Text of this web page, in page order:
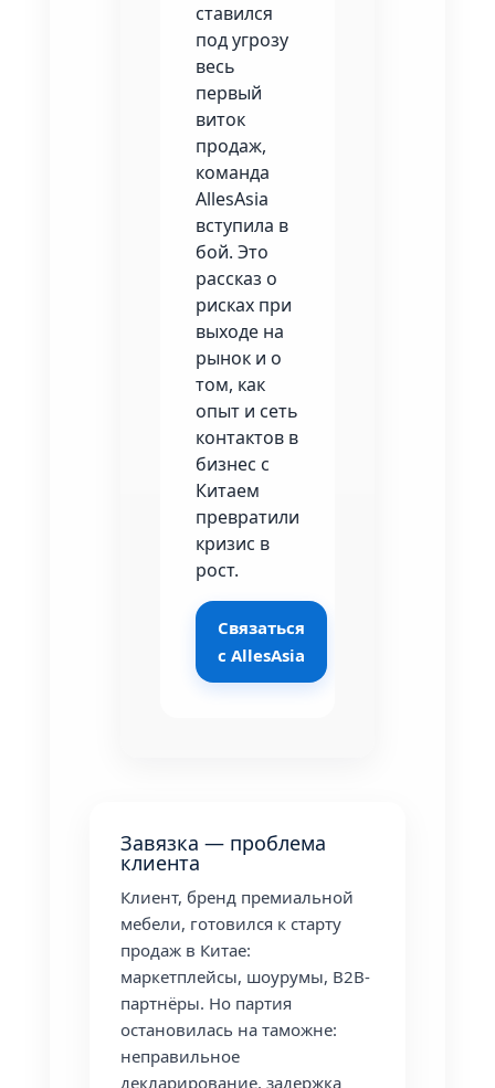
ставился
под угрозу
весь
первый
виток
продаж,
команда
AllesAsia
вступила в
бой. Это
рассказ о
рисках при
выходе на
рынок и о
том, как
опыт и сеть
контактов в
бизнес с
Китаем
превратили
кризис в
рост.
Связаться
с AllesAsia
Завязка — проблема
клиента
Клиент, бренд премиальной
мебели, готовился к старту
продаж в Китае:
маркетплейсы, шоурумы, B2B-
партнёры. Но партия
остановилась на таможне:
неправильное
декларирование, задержка